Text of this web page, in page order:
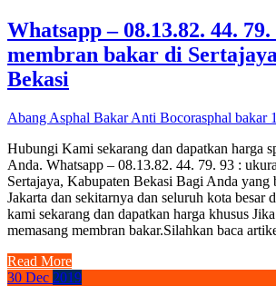
Whatsapp – 08.13.82. 44.
membran bakar di
Bekasi
Abang Asphal Bakar Anti Bocorasphal bakar
Hubungi Kami sekarang dan dapatkan harga
Anda. Whatsapp – 08.13.82. 44. 79. 93 :
Sertajaya, Kabupaten Bekasi Bagi Anda yang
Jakarta dan sekitarnya dan seluruh kota besar
kami sekarang dan dapatkan harga khusus
memasang membran bakar.Silahkan baca
Read More
30 Dec 2019